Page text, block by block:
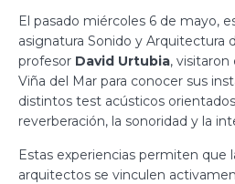
El pasado miércoles 6 de mayo,
asignatura Sonido y Arquitectura
profesor David Urtubia, visitaron
Viña del Mar para conocer sus
distintos test acústicos
reverberación, la sonoridad y la
Estas experiencias permiten que
arquitectos se vinculen